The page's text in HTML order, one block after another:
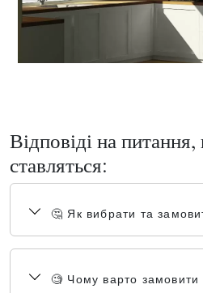
Відповіді на
ставляться:
🤔 Як вибрати та
🧐 Чому варто